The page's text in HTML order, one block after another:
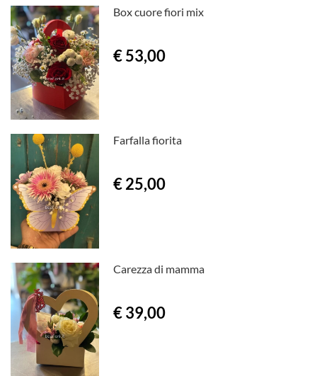
Box cuore fiori mix
€ 53,00
Farfalla fiorita
€ 25,00
Carezza di mamma
€ 39,00